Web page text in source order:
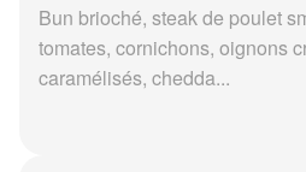
Bun brioché, steak de poulet
tomates, cornichons, oignons
caramélisés, chedda...